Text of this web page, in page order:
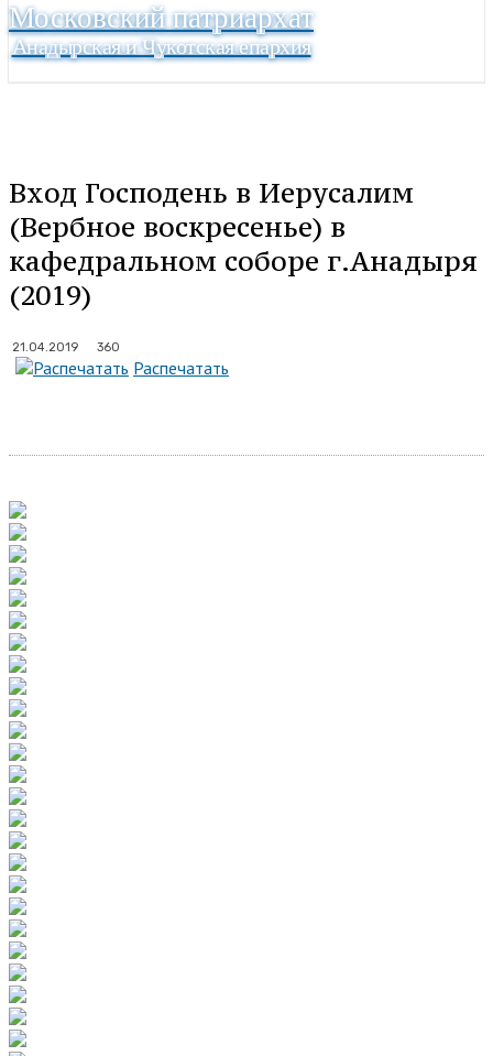
Московский патриархат
Анадырская и Чукотская епархия
Вход Господень в Иерусалим
(Вербное воскресенье) в
кафедральном соборе г.Анадыря
(2019)
21.04.2019 360
Распечатать